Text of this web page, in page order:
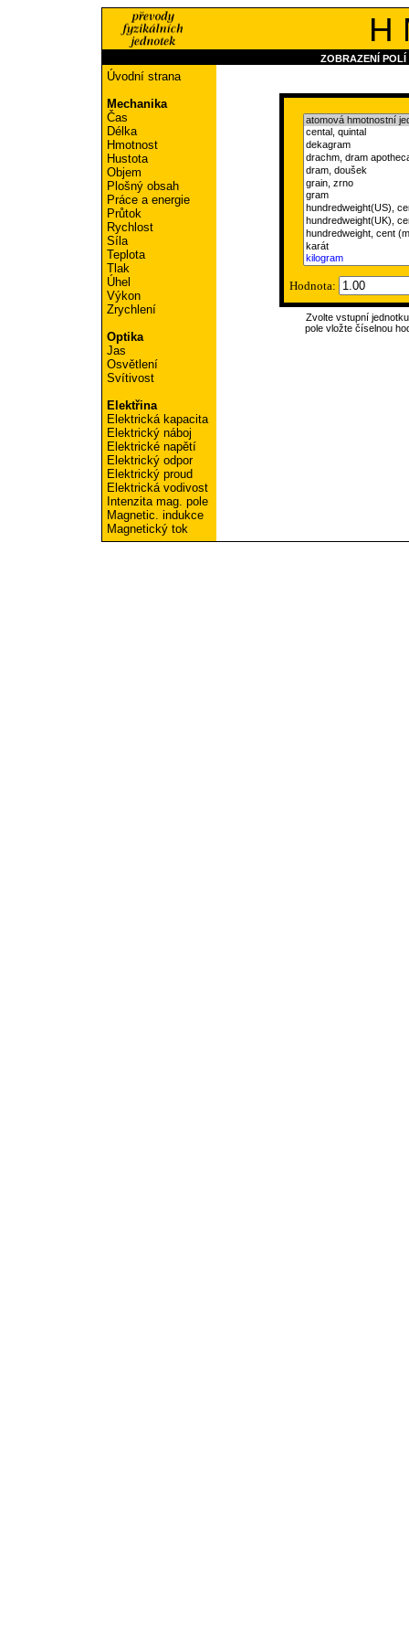
H
ZOBRAZENÍ POLÍ
Úvodní strana
Mechanika
Čas
Délka
Hmotnost
Hustota
Objem
Plošný obsah
Práce a energie
Průtok
Rychlost
Síla
Teplota
Tlak
Úhel
Výkon
Zrychlení
Optika
Jas
Osvětlení
Svítivost
Elektřina
Elektrická kapacita
Elektrický náboj
Elektrické napětí
Elektrický odpor
Elektrický proud
Elektrická vodivost
Intenzita mag. pole
Magnetic. indukce
Magnetický tok
Hodnota:
Zvolte vstupní
pole vložte číselnou